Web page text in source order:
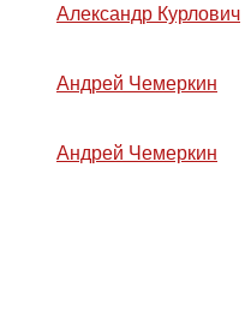
Александр Курлович
Андрей Чемеркин
Андрей Чемеркин